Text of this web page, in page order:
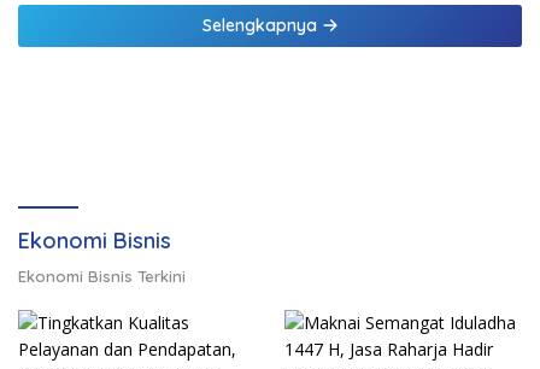
Selengkapnya
Ekonomi Bisnis
Ekonomi Bisnis Terkini